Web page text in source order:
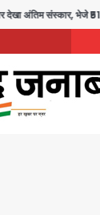
भेजे ₹5100;